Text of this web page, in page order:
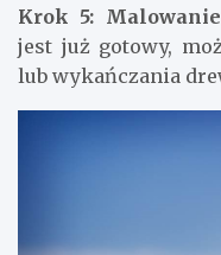
Krok 5:
jest już gotowy,
lub wykańczania